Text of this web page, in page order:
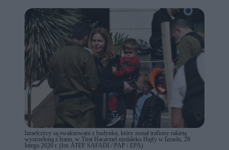
Izraelczycy są ewakuowani z budynku, który został trafiony rakietą
wystrzeloną z Iranu, w Tirat Hacarmel niedaleko Hajfy w Izraelu, 28
lutego 2026 r. (fot. ATEF SAFADI / PAP / EPA)